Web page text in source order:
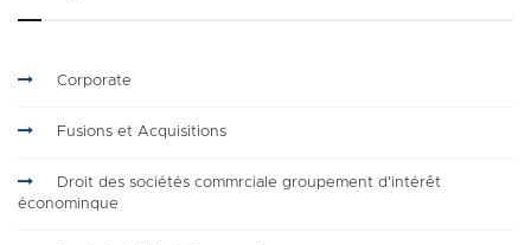
Corporate
Fusions et Acquisitions
Droit des sociétés commrciale groupement d'intérêt
économinque